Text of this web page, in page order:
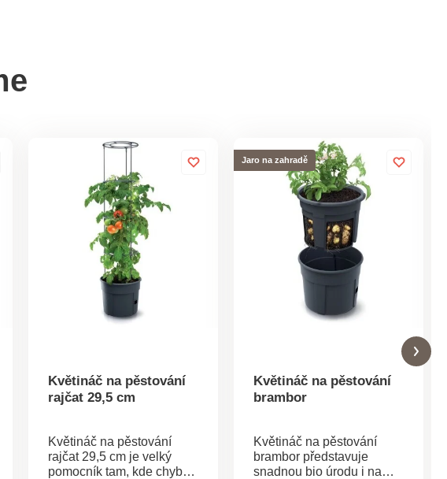
Květináč na pěstování
rajčat 29,5 cm
Květináč na pěstování
rajčat 29,5 cm je velký
pomocník tam, kde chybí
Jaro na zahradě
Květináč na pěstování
brambor
Květináč na pěstování
brambor představuje
snadnou bio úrodu i na